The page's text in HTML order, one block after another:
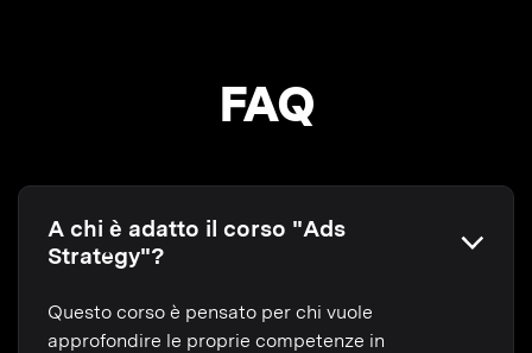
FAQ
A chi è adatto il corso "Ads
Strategy"?
Questo corso è pensato per chi vuole
approfondire le proprie competenze in